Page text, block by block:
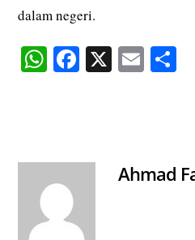
dalam negeri.
W
pp
Fa X E
Ahmad